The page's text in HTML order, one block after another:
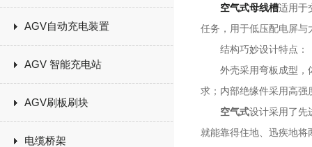
AGV自动充电装置
AGV 智能充电站
AGV刷板刷块
电缆桥架
空气式母线槽适用于
任务，用于低压配电屏
结构巧妙设计特点：
外壳采用弯板成型，体
求；内部绝缘件采用高
空气式设计采用了先
就能靠得住地、迅疾地将